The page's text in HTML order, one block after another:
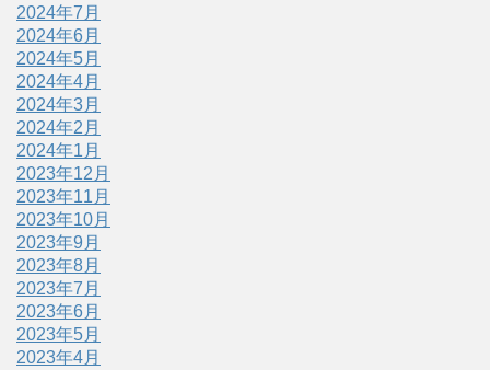
2024年7月
2024年6月
2024年5月
2024年4月
2024年3月
2024年2月
2024年1月
2023年12月
2023年11月
2023年10月
2023年9月
2023年8月
2023年7月
2023年6月
2023年5月
2023年4月